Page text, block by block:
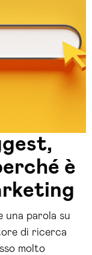
è
una parola su
di ricerca
molto